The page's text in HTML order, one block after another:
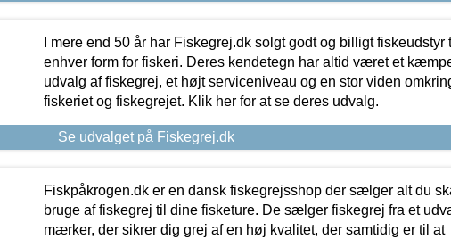
I mere end 50 år har Fiskegrej.dk solgt godt og billigt fiskeudstyr
enhver form for fiskeri. Deres kendetegn har altid været et
udvalg af fiskegrej, et højt serviceniveau og en stor viden
fiskeriet og fiskegrejet. Klik her for at se deres udvalg.
Se udvalget på Fiskegrej.dk
Fiskpåkrogen.dk er en dansk fiskegrejsshop der sælger alt du
bruge af fiskegrej til dine fisketure. De sælger fiskegrej fra et
mærker, der sikrer dig grej af en høj kvalitet, der samtidig er til at